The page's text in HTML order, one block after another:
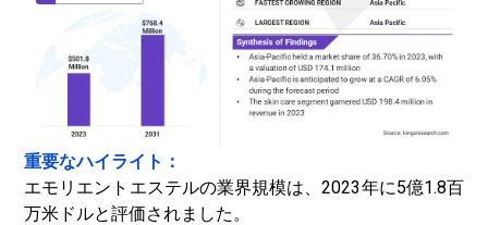
重要なハイライト：
エモリエントエステルの業界規模は、2023年に5億1.8百
万米ドルと評価されました。